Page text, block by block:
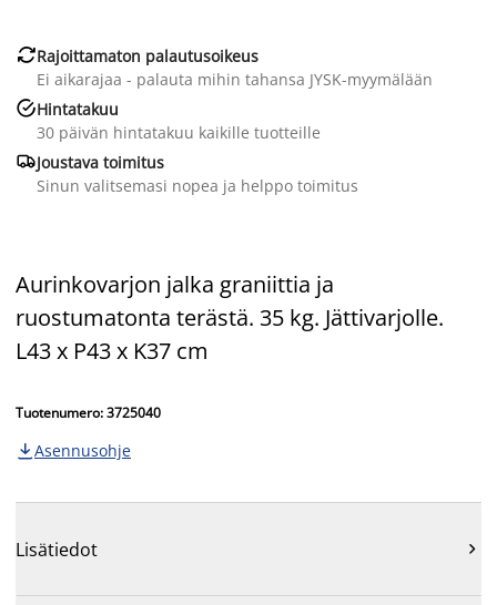
Rajoittamaton palautusoikeus
Ei aikarajaa - palauta mihin tahansa JYSK-myymälään
Hintatakuu
30 päivän hintatakuu kaikille tuotteille
Joustava toimitus
Sinun valitsemasi nopea ja helppo toimitus
Aurinkovarjon jalka graniittia ja
ruostumatonta terästä. 35 kg. Jättivarjolle.
L43 x P43 x K37 cm
Tuotenumero: 3725040
 Asennusohje
Lisätiedot 